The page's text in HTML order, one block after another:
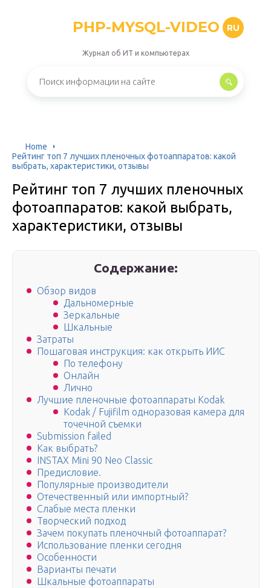
PHP-MYSQL-VIDEO RU
Журнал об ИТ и компьютерах
Home
Рейтинг топ 7 лучших пленочных фотоаппаратов: какой
выбрать, характеристики, отзывы
Рейтинг топ 7 лучших пленочных
фотоаппаратов: какой выбрать,
характеристики, отзывы
Содержание:
Обзор видов
Дальномерные
Зеркальные
Шкальные
Затраты
Пошаговая инструкция: как открыть ИИС
По телефону
Онлайн
Лично
Лучшие пленочные фотоаппараты Кodak
Kodak / Fujifilm одноразовая камера для
точечной съемки
Submission failed
Как выбрать?
INSTAX Mini 90 Neo Classic
Предисловие.
Популярные производители
Отечественный или импортный?
Слабые места пленки
Творческий подход
Зачем покупать пленочный фотоаппарат?
Использование пленки сегодня
Особенности
Варианты печати
Шкальные фотоаппараты